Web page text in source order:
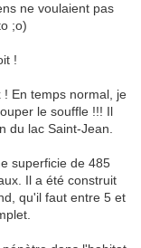
ne voulaient pas
;o)
!
En temps normal, je
le souffle !!! Il
du lac Saint-Jean.
superficie de 485
Il a été construit
qu'il faut entre 5 et